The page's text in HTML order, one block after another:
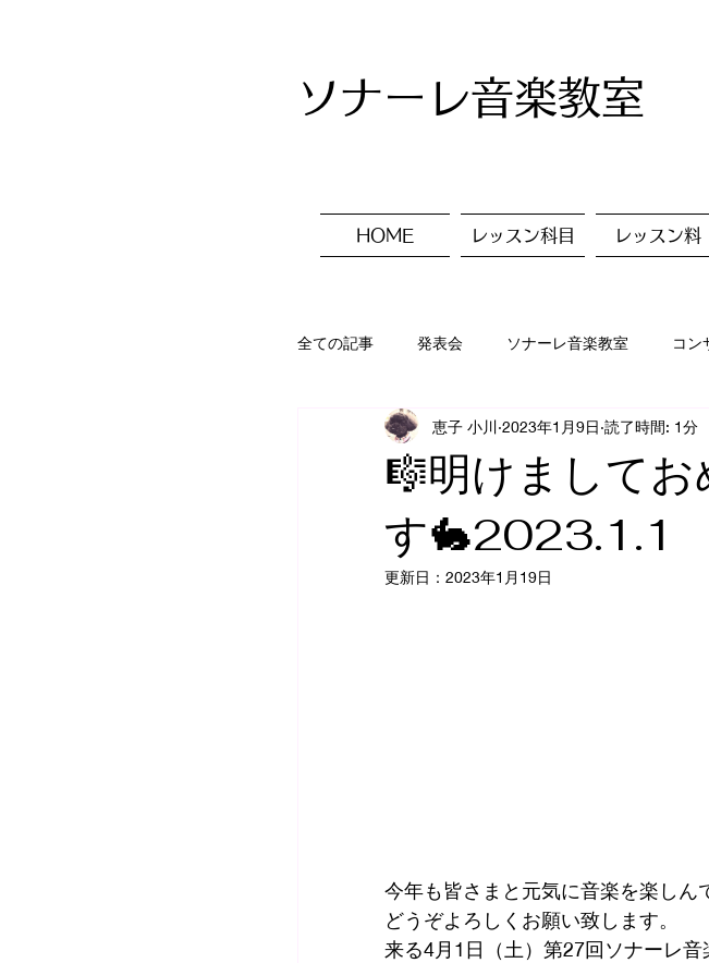
ソナーレ音楽教室
HOME レッスン科目 レッスン料
全ての記事 発表会 ソナーレ音楽教室 コン
入会ご案内 レッスン風景 美術✨ つ
2020年納涼コンサート👘 ソナーレムジカ
🎼明けまして
す🐇2023.1.1
恵子 小川 2023年1月9日 読了時間: 1分
更新日： 2023年1月19日
今年も皆さまと元気に音楽を楽しん
どうぞよろしくお願い致します。
来る4月1日（土）第27回ソナーレ